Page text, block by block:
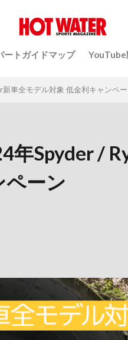
ートガイドマップ YouTube
車全モデル対象 低金利キャンペ
年Spyder /
ペーン